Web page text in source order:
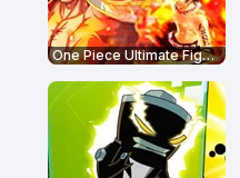
One Piece Ultimate Fight 1.7